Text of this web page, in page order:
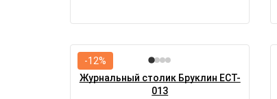
Журнальный столик Бруклин ECT-
013
-12%